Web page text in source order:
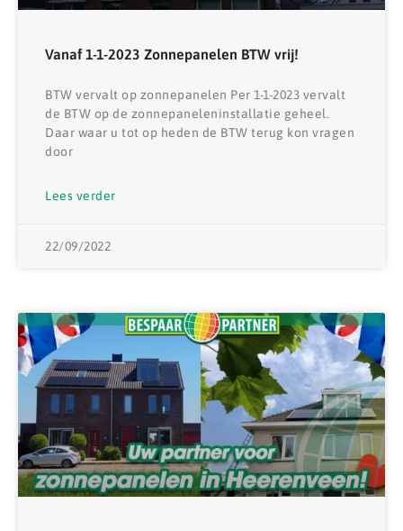
Vanaf 1-1-2023 Zonnepanelen BTW vrij!
BTW vervalt op zonnepanelen Per 1-1-2023 vervalt
de BTW op de zonnepaneleninstallatie geheel.
Daar waar u tot op heden de BTW terug kon vragen
door
Lees verder
22/09/2022